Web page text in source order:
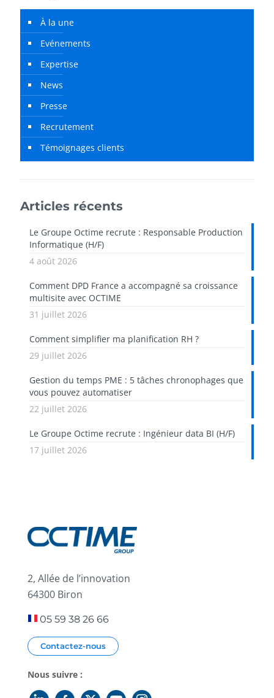
À la une
Evénements
Expertise
News
Presse
Recrutement
Témoignages clients
Articles récents
Le Groupe Octime recrute : Responsable Production
Informatique (H/F)
4 août 2026
Comment DPD France a accompagné sa croissance
multisite avec OCTIME
31 juillet 2026
Comment simplifier ma planification RH ?
29 juillet 2026
Gestion du temps PME : 5 tâches chronophages que
vous pouvez automatiser
22 juillet 2026
Le Groupe Octime recrute : Ingénieur data BI (H/F)
17 juillet 2026
2, Allée de l’innovation
64300 Biron
05 59 38 26 66
Contactez-nous
Nous suivre :